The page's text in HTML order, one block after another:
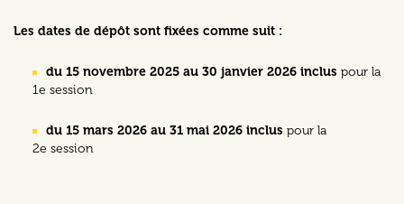
Les dates de dépôt sont fixées comme suit :
du 15 novembre 2025 au 30 janvier 2026 inclus pour la
1e session
du 15 mars 2026 au 31 mai 2026 inclus pour la
2e session